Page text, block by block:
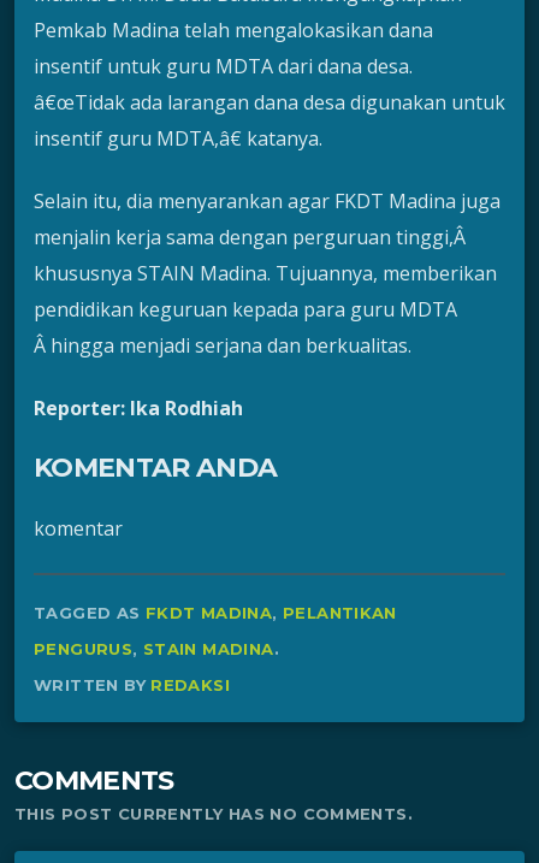
Pemkab Madina telah mengalokasikan dana
insentif untuk guru MDTA dari dana desa.
â€œTidak ada larangan dana desa digunakan untuk
insentif guru MDTA,â€ katanya.
Selain itu, dia menyarankan agar FKDT Madina juga
menjalin kerja sama dengan perguruan tinggi,Â
khususnya STAIN Madina. Tujuannya, memberikan
pendidikan keguruan kepada para guru MDTA
Â hingga menjadi serjana dan berkualitas.
Reporter: Ika Rodhiah
KOMENTAR ANDA
komentar
TAGGED AS FKDT MADINA, PELANTIKAN
PENGURUS, STAIN MADINA.
WRITTEN BY REDAKSI
COMMENTS
THIS POST CURRENTLY HAS NO COMMENTS.